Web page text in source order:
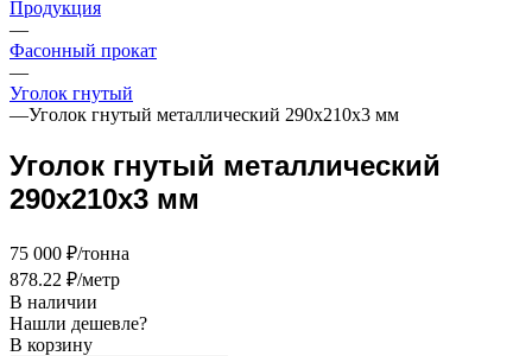
Продукция
—
Фасонный прокат
—
Уголок гнутый
—Уголок гнутый металлический 290х210х3 мм
Уголок гнутый металлический
290х210х3 мм
75 000 ₽/тонна
878.22 ₽/метр
В наличии
Нашли дешевле?
В корзину